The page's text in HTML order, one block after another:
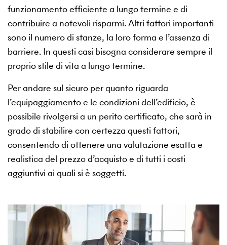
funzionamento efficiente a lungo termine e di
contribuire a notevoli risparmi. Altri fattori importanti
sono il numero di stanze, la loro forma e l’assenza di
barriere. In questi casi bisogna considerare sempre il
proprio stile di vita a lungo termine.
Per andare sul sicuro per quanto riguarda
l’equipaggiamento e le condizioni dell’edificio, è
possibile rivolgersi a un perito certificato, che sarà in
grado di stabilire con certezza questi fattori,
consentendo di ottenere una valutazione esatta e
realistica del prezzo d’acquisto e di tutti i costi
aggiuntivi ai quali si è soggetti.